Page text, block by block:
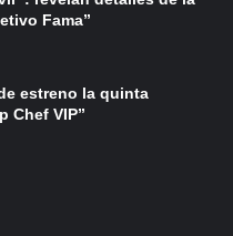
Fama”
estreno la quinta
Chef VIP”